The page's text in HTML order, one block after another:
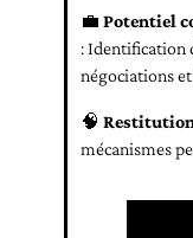
💼 Potentiel
: Identification
négociations
🧠
mécanismes